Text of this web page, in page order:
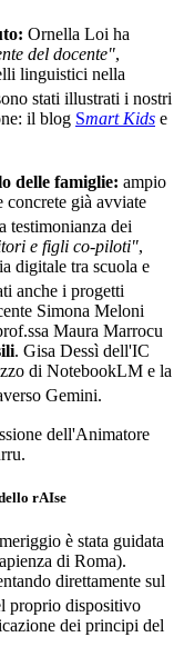
Ornella Loi ha
del docente",
linguistici nella
stati illustrati i nostri
il blog Smart Kids e
delle famiglie: ampio
concrete già avviate
testimonianza dei
e figli co-piloti",
digitale tra scuola e
anche i progetti
Simona Meloni
Maura Marrocu
. Gisa Dessì dell'IC
di NotebookLM e la
Gemini.
dell'Animatore
rAIse
è stata guidata
di Roma).
direttamente sul
proprio dispositivo
dei principi del